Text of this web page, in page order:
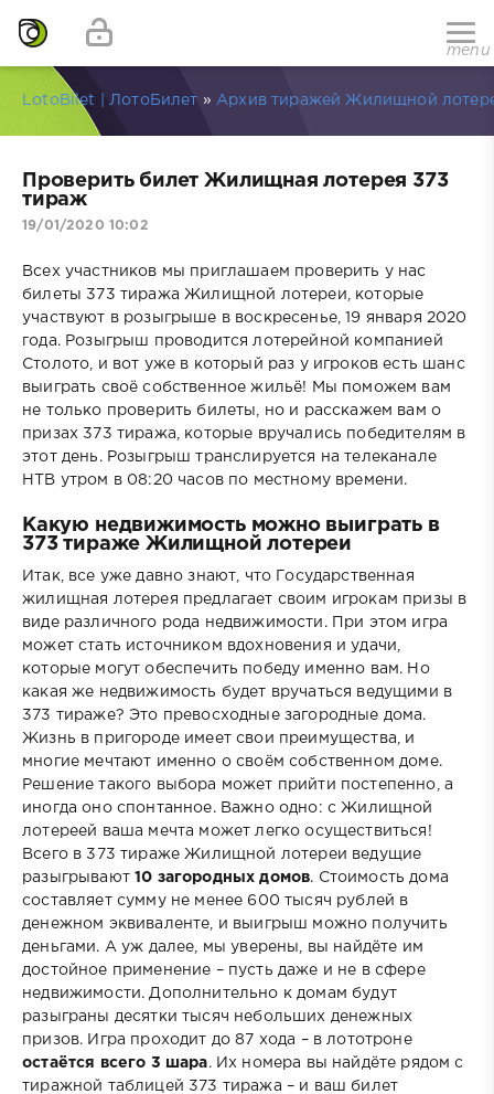
menu
LotoBilet | ЛотоБилет » Архив тиражей Жилищной
Проверить билет Жилищная лотерея 373
тираж
19/01/2020 10:02
Всех участников мы приглашаем проверить у нас
билеты 373 тиража Жилищной лотереи, которые
участвуют в розыгрыше в воскресенье, 19 января 2020
года. Розыгрыш проводится лотерейной компанией
Столото, и вот уже в который раз у игроков есть шанс
выиграть своё собственное жильё! Мы поможем вам
не только проверить билеты, но и расскажем вам о
призах 373 тиража, которые вручались победителям в
этот день. Розыгрыш транслируется на телеканале
НТВ утром в 08:20 часов по местному времени.
Какую недвижимость можно выиграть в
373 тираже Жилищной лотереи
Итак, все уже давно знают, что Государственная
жилищная лотерея предлагает своим игрокам призы в
виде различного рода недвижимости. При этом игра
может стать источником вдохновения и удачи,
которые могут обеспечить победу именно вам. Но
какая же недвижимость будет вручаться ведущими в
373 тираже? Это превосходные загородные дома.
Жизнь в пригороде имеет свои преимущества, и
многие мечтают именно о своём собственном доме.
Решение такого выбора может прийти постепенно, а
иногда оно спонтанное. Важно одно: с Жилищной
лотереей ваша мечта может легко осуществиться!
Всего в 373 тираже Жилищной лотереи ведущие
разыгрывают10 загородных домов. Стоимость дома
составляет сумму не менее 600 тысяч рублей в
денежном эквиваленте, и выигрыш можно получить
деньгами. А уж далее, мы уверены, вы найдёте им
достойное применение – пусть даже и не в сфере
недвижимости. Дополнительно к домам будут
разыграны десятки тысяч небольших денежных
призов. Игра проходит до 87 хода – в лототроне
остаётся всего 3 шара. Их номера вы найдёте рядом с
тиражной таблицей 373 тиража – и ваш билет